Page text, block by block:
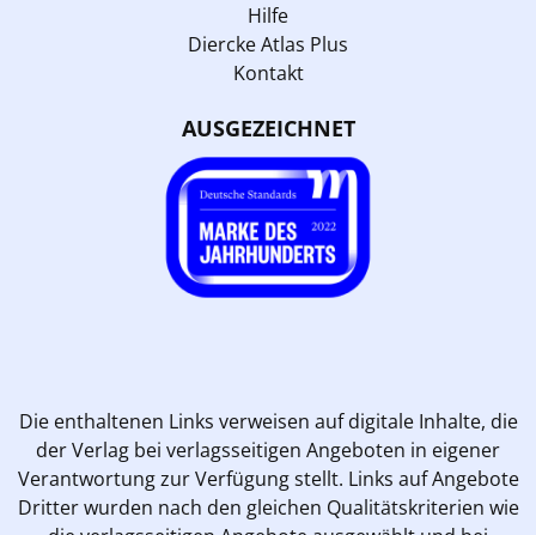
Hilfe
Diercke Atlas Plus
Kontakt
AUSGEZEICHNET
Die enthaltenen Links verweisen auf digitale Inhalte, die
der Verlag bei verlagsseitigen Angeboten in eigener
Verantwortung zur Verfügung stellt. Links auf Angebote
Dritter wurden nach den gleichen Qualitätskriterien wie